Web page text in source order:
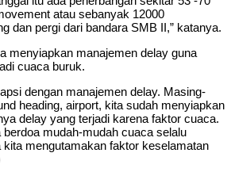
atau sebanyak 12000
dan pergi dari bandara SMB II,” katanya.
menyiapkan manajemen delay guna
cuaca buruk.
dengan manajemen delay. Masing-
heading, airport, kita sudah menyiapkan
delay yang terjadi karena faktor cuaca.
berdoa mudah-mudah cuaca selalu
kita mengutamakan faktor keselamatan